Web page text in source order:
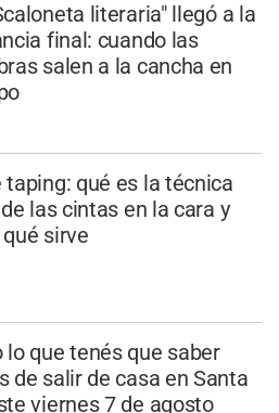
literaria" llegó a la
final: cuando las
salen a la cancha en
taping: qué es la técnica
las cintas en la cara y
sirve
lo que tenés que saber
de salir de casa en Santa
viernes 7 de agosto